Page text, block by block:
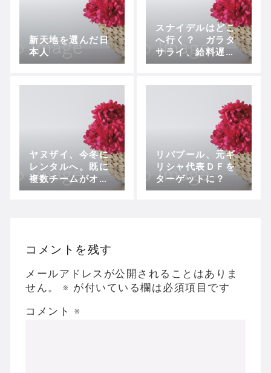
新天地を選んだ日
本人
スナイデルはどこ
へ行く？ ガラタ
サライ、給料遅配
でフリーエージェ
ヤヌザイ、今冬に
レンタルへ。既に
複数チームがオフ
ァーに
リバプール、元ギ
リシャ代表ＤＦを
ターゲットに？
コメントを残す
メールアドレスが公開されることはありま
せん。
※ が付いている欄は必須項目です
コメント ※